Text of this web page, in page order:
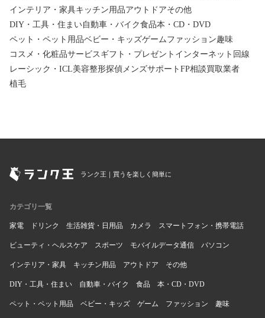
インテリア・家具キッチン用品アウトドアその他
DIY・工具・住まい自動車・バイク食品本・CD・DVD
ペット・ペット用品ベビー・キッズゲーム ファッション趣味
コスメ・化粧品サービス ギフト・プレゼント インターネット回線
レーシック・ICL美容整形探偵 メンズサポート FP相談買取業者
植毛
ランク王｜買うを楽しく簡単に
カテゴリ一覧
家電 ドリンク 生活雑貨・日用品 カメラ スマートフォン・携帯電話
ビューティ・ヘルスケア スポーツ モバイルデータ通信 パソコン
インテリア・家具 キッチン用品 アウトドア その他
DIY・工具・住まい 自動車・バイク 食品 本・CD・DVD
ペット・ペット用品 ベビー・キッズ ゲーム ファッション 趣味